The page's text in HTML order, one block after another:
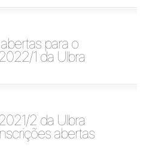
para o
1 da Ulbra
2 da Ulbra
abertas